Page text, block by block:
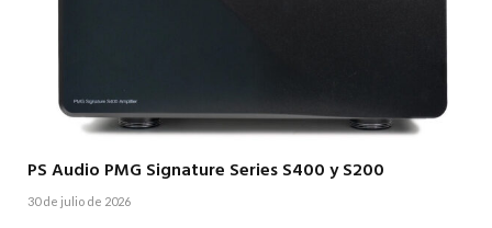
PS Audio PMG Signature Series S400 y S200
30 de julio de 2026